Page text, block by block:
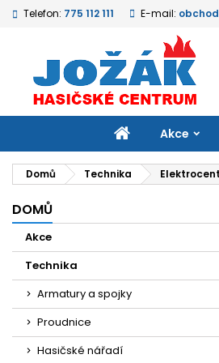
Telefon: 775 112 111 E-mail:
DOMŮAkce
Domů Technika
DOMŮ
Akce
Technika
Armatury a spojky
Proudnice
Hasičské nářadí